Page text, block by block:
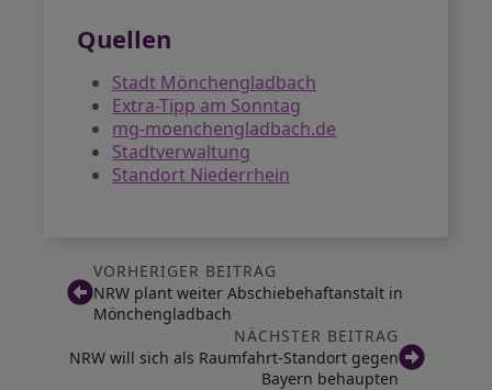
Quellen
Stadt Mönchengladbach
Extra-Tipp am Sonntag
mg-moenchengladbach.de
Stadtverwaltung
Standort Niederrhein
VORHERIGER BEITRAG
NRW plant weiter Abschiebehaftanstalt in
Mönchengladbach
NÄCHSTER BEITRAG
NRW will sich als Raumfahrt-Standort gegen
Bayern behaupten